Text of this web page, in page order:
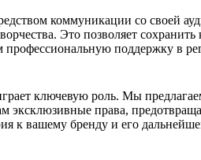
коммуникации со своей
Это позволяет
поддержку в
ключевую роль. Мы
эксклюзивные права,
к вашему бренду и его